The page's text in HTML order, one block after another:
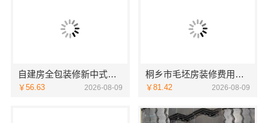
自建房全包装修新中式，中蓝建投（北京）建设有限公司武功分公司精工打造
￥56.63 2026-08-09
桐乡市毛坯房装修费用，嘉兴锦居装饰材料有限公司透明报价
￥81.42 2026-08-09